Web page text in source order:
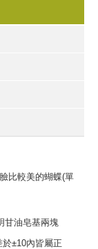
比較美的蝴蝶(單
甘油皂基兩塊
±10內皆屬正